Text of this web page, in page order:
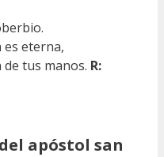
eterna,
tus manos. R:
apóstol san